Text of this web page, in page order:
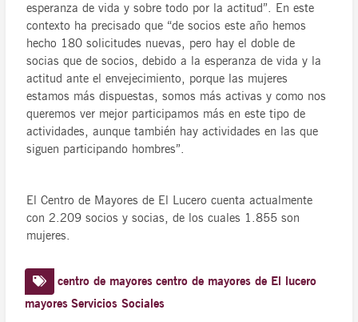
esperanza de vida y sobre todo por la actitud”. En este
contexto ha precisado que “de socios este año hemos
hecho 180 solicitudes nuevas, pero hay el doble de
socias que de socios, debido a la esperanza de vida y la
actitud ante el envejecimiento, porque las mujeres
estamos más dispuestas, somos más activas y como nos
queremos ver mejor participamos más en este tipo de
actividades, aunque también hay actividades en las que
siguen participando hombres”.
El Centro de Mayores de El Lucero cuenta actualmente
con 2.209 socios y socias, de los cuales 1.855 son
mujeres.
centro de mayores centro de mayores de El lucero
mayores Servicios Sociales